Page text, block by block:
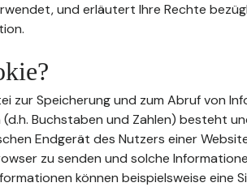
und erläutert Ihre Rechte
zur Speicherung und zum Abruf von
Buchstaben und Zahlen) besteht
Endgerät des Nutzers einer
zu senden und solche
können beispielsweise eine